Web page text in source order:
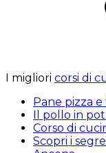
I migliori corsi di
Pane pizza
Il pollo in
Corso di
Scopri i